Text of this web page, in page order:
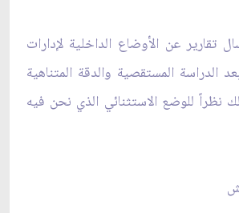
تقارير عن الأوضاع الداخلية لإدارات
الدراسة المستقصية والدقة المتناهية
للوضع الاستثنائي الذي نحن فيه